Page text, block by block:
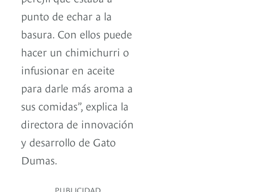
punto de echar a la
basura. Con ellos puede
hacer un chimichurri o
infusionar en aceite
para darle más aroma a
sus comidas”, explica la
directora de innovación
y desarrollo de Gato
Dumas.
PUBLICIDAD